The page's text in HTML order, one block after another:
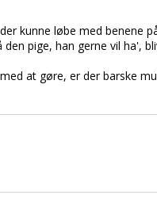
kunne løbe med benene
pige, han gerne vil ha',
at gøre, er der barske